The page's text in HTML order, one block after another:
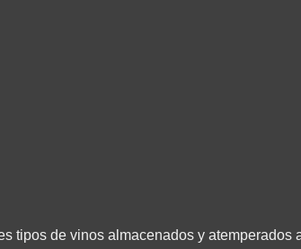
tipos de vinos almacenados y atemperados